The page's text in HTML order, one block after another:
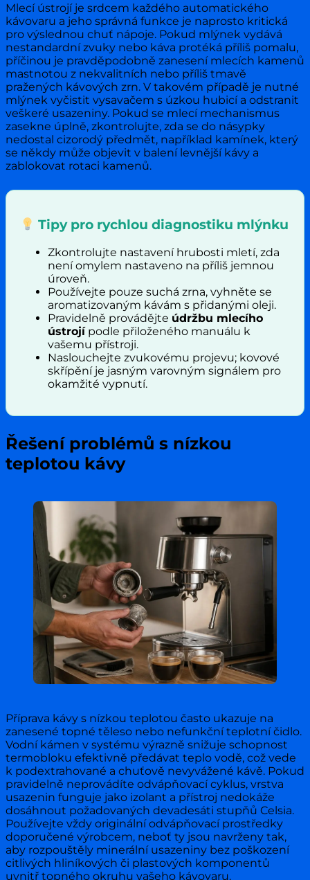
Mlecí ústrojí je srdcem každého automatického
kávovaru a jeho správná funkce je naprosto kritická
pro výslednou chuť nápoje. Pokud mlýnek vydává
nestandardní zvuky nebo káva protéká příliš pomalu,
příčinou je pravděpodobně zanesení mlecích kamenů
mastnotou z nekvalitních nebo příliš tmavě
pražených kávových zrn. V takovém případě je nutné
mlýnek vyčistit vysavačem s úzkou hubicí a odstranit
veškeré usazeniny. Pokud se mlecí mechanismus
zasekne úplně, zkontrolujte, zda se do násypky
nedostal cizorodý předmět, například kamínek, který
se někdy může objevit v balení levnější kávy a
zablokovat rotaci kamenů.
Tipy pro rychlou diagnostiku mlýnku
Zkontrolujte nastavení hrubosti mletí, zda
není omylem nastaveno na příliš jemnou
úroveň.
Používejte pouze suchá zrna, vyhněte se
aromatizovaným kávám s přidanými oleji.
Pravidelně provádějte údržbu mlecího
ústrojípodle přiloženého manuálu k
vašemu přístroji.
Naslouchejte zvukovému projevu; kovové
skřípění je jasným varovným signálem pro
okamžité vypnutí.
Řešení problémů s nízkou
teplotou kávy
Příprava kávy s nízkou teplotou často ukazuje na
zanesené topné těleso nebo nefunkční teplotní čidlo.
Vodní kámen v systému výrazně snižuje schopnost
termobloku efektivně předávat teplo vodě, což vede
k podextrahované a chuťově nevyvážené kávě. Pokud
pravidelně neprovádíte odvápňovací cyklus, vrstva
usazenin funguje jako izolant a přístroj nedokáže
dosáhnout požadovaných devadesáti stupňů Celsia.
Používejte vždy originální odvápňovací prostředky
doporučené výrobcem, neboť ty jsou navrženy tak,
aby rozpouštěly minerální usazeniny bez poškození
citlivých hliníkových či plastových komponentů
uvnitř topného okruhu vašeho kávovaru.